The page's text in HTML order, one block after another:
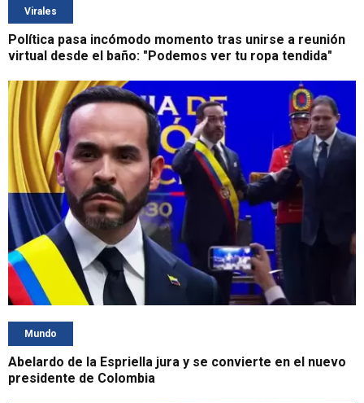
Virales
Política pasa incómodo momento tras unirse a reunión
virtual desde el baño: "Podemos ver tu ropa tendida"
Mundo
Abelardo de la Espriella jura y se convierte en el nuevo
presidente de Colombia